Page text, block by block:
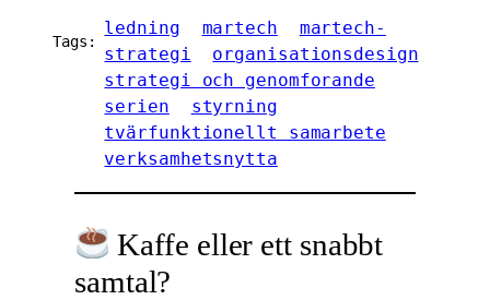
Tags:
ledning martech
martech-
strategi
organisationsdesign
strategi och genomforande
serien
styrning
tvärfunktionellt samarbete
verksamhetsnytta
Kaffe eller ett snabbt
samtal?